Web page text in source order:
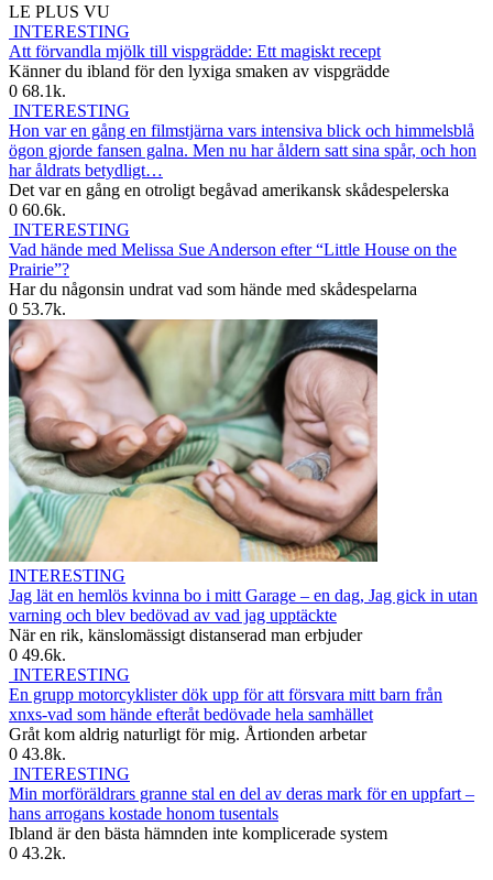
LE PLUS VU
INTERESTING
Att förvandla mjölk till vispgrädde: Ett magiskt recept
Känner du ibland för den lyxiga smaken av vispgrädde
0 68.1k.
INTERESTING
Hon var en gång en filmstjärna vars intensiva blick och himmelsblå
ögon gjorde fansen galna. Men nu har åldern satt sina spår, och hon
har åldrats betydligt…
Det var en gång en otroligt begåvad amerikansk skådespelerska
0 60.6k.
INTERESTING
Vad hände med Melissa Sue Anderson efter “Little House on the
Prairie”?
Har du någonsin undrat vad som hände med skådespelarna
0 53.7k.
INTERESTING
Jag lät en hemlös kvinna bo i mitt Garage – en dag, Jag gick in utan
varning och blev bedövad av vad jag upptäckte
När en rik, känslomässigt distanserad man erbjuder
0 49.6k.
INTERESTING
En grupp motorcyklister dök upp för att försvara mitt barn från
xnxs-vad som hände efteråt bedövade hela samhället
Gråt kom aldrig naturligt för mig. Årtionden arbetar
0 43.8k.
INTERESTING
Min morföräldrars granne stal en del av deras mark för en uppfart –
hans arrogans kostade honom tusentals
Ibland är den bästa hämnden inte komplicerade system
0 43.2k.